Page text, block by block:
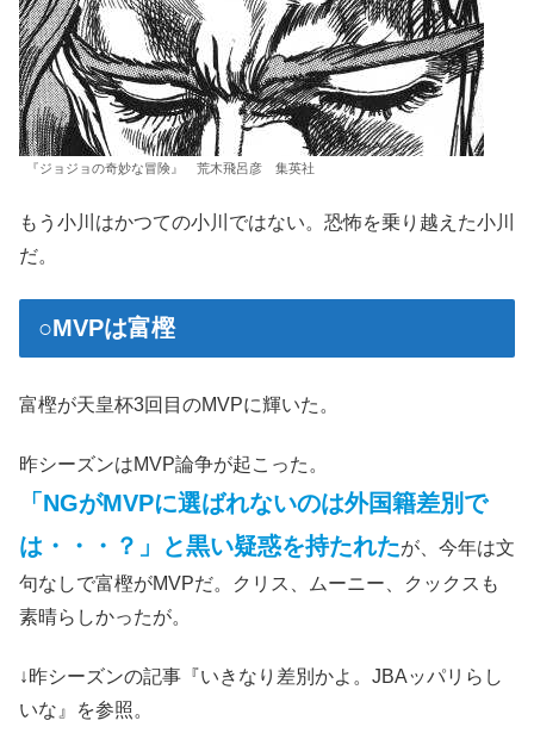
『ジョジョの奇妙な冒険』 荒木飛呂彦 集英社
もう小川はかつての小川ではない。恐怖を乗り越えた小川
だ。
○MVPは富樫
富樫が天皇杯3回目のMVPに輝いた。
昨シーズンはMVP論争が起こった。
「NGがMVPに選ばれないのは外国籍差別で
は・・・？」と黒い疑惑を持たれたが、今年は文
句なしで富樫がMVPだ。クリス、ムーニー、クックスも
素晴らしかったが。
↓昨シーズンの記事『いきなり差別かよ。JBAッパリらし
いな』を参照。